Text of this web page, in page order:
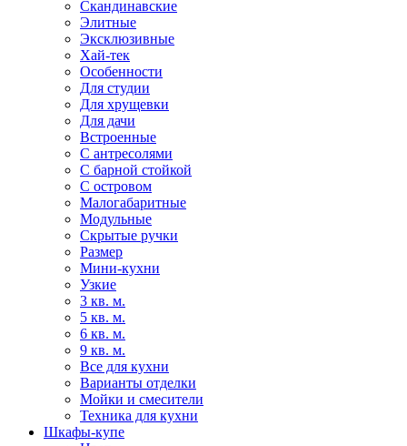
Скандинавские
Элитные
Эксклюзивные
Хай-тек
Особенности
Для студии
Для хрущевки
Для дачи
Встроенные
С антресолями
С барной стойкой
С островом
Малогабаритные
Модульные
Скрытые ручки
Размер
Мини-кухни
Узкие
3 кв. м.
5 кв. м.
6 кв. м.
9 кв. м.
Все для кухни
Варианты отделки
Мойки и смесители
Техника для кухни
Шкафы-купе